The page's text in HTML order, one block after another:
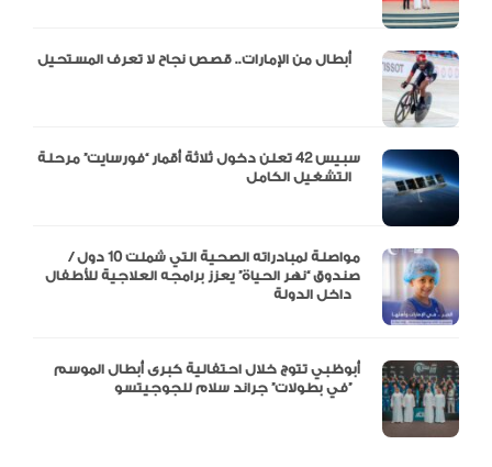
سبيس 42 تعلن دخول ثلاثة أقمار “فورسايت” مرحلة
مواصلة لمبادراته الصحية التي شملت 10 دول /
صندوق “نهر الحياة” يعزز برامجه العلاجية للأطفال
أبوظبي تتوج خلال احتفالية كبرى أبطال الموسم
في بطولات” جراند سلام للجوجيتسو”